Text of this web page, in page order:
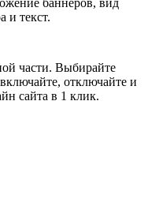
и текст.
части. Выбирайте
отключайте и
сайта в 1 клик.